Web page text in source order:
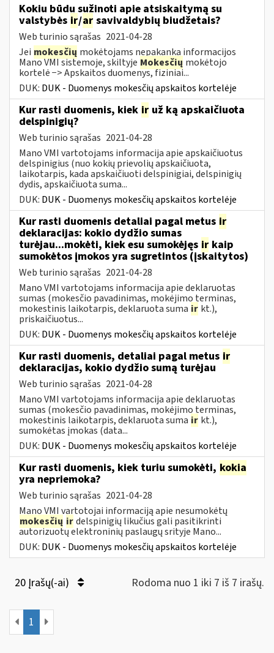
Kokiu būdu sužinoti apie atsiskaitymą su
valstybės ir/ar savivaldybių biudžetais?
Web turinio sąrašas 2021-04-28
Jei mokesčių mokėtojams nepakanka informacijos
Mano VMI sistemoje, skiltyje Mokesčių mokėtojo
kortelė −> Apskaitos duomenys, fiziniai...
DUK: DUK - Duomenys mokesčių apskaitos kortelėje
Kur rasti duomenis, kiek ir už ką apskaičiuota
delspinigių?
Web turinio sąrašas 2021-04-28
Mano VMI vartotojams informacija apie apskaičiuotus
delspinigius (nuo kokių prievolių apskaičiuota,
laikotarpis, kada apskaičiuoti delspinigiai, delspinigių
dydis, apskaičiuota suma...
DUK: DUK - Duomenys mokesčių apskaitos kortelėje
Kur rasti duomenis detaliai pagal metus ir
deklaracijas: kokio dydžio sumas
turėjau...mokėti, kiek esu sumokėjęs ir kaip
sumokėtos įmokos yra sugretintos (įskaitytos)
Web turinio sąrašas 2021-04-28
Mano VMI vartotojams informacija apie deklaruotas
sumas (mokesčio pavadinimas, mokėjimo terminas,
mokestinis laikotarpis, deklaruota suma ir kt.),
priskaičiuotus...
DUK: DUK - Duomenys mokesčių apskaitos kortelėje
Kur rasti duomenis, detaliai pagal metus ir
deklaracijas, kokio dydžio sumą turėjau
Web turinio sąrašas 2021-04-28
Mano VMI vartotojams informacija apie deklaruotas
sumas (mokesčio pavadinimas, mokėjimo terminas,
mokestinis laikotarpis, deklaruota suma ir kt.),
sumokėtas įmokas (data...
DUK: DUK - Duomenys mokesčių apskaitos kortelėje
Kur rasti duomenis, kiek turiu sumokėti, kokia
yra nepriemoka?
Web turinio sąrašas 2021-04-28
Mano VMI vartotojai informaciją apie nesumokėtų
mokesčių irdelspinigių likučius gali pasitikrinti
autorizuotų elektroninių paslaugų srityje Mano...
DUK: DUK - Duomenys mokesčių apskaitos kortelėje
20 Įrašų(-ai) Rodoma nuo 1 iki 7 iš 7 irašų.
1